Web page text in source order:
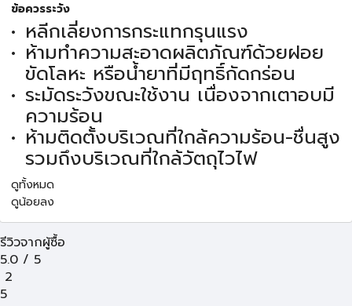
ข้อควรระวัง
หลีกเลี่ยงการกระแทกรุนแรง
ห้ามทำความสะอาดผลิตภัณฑ์ด้วยฝอย
ขัดโลหะ หรือน้ำยาที่มีฤทธิ์กัดกร่อน
ระมัดระวังขณะใช้งาน เนื่องจากเตาอบมี
ความร้อน
ห้ามติดตั้งบริเวณที่ใกล้ความร้อน-ชื่นสูง
รวมถึงบริเวณที่ใกล้วัตถุไวไฟ
ดูทั้งหมด
ดูน้อยลง
รีวิวจากผู้ซื้อ
5.0 / 5
2
5